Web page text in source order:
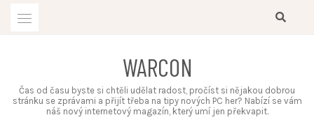
WARCON
Čas od času byste si chtěli udělat radost, pročíst si nějakou dobrou
stránku se zprávami a přijít třeba na tipy nových PC her? Nabízí se vám
náš nový internetový magazín, který umí jen překvapit.